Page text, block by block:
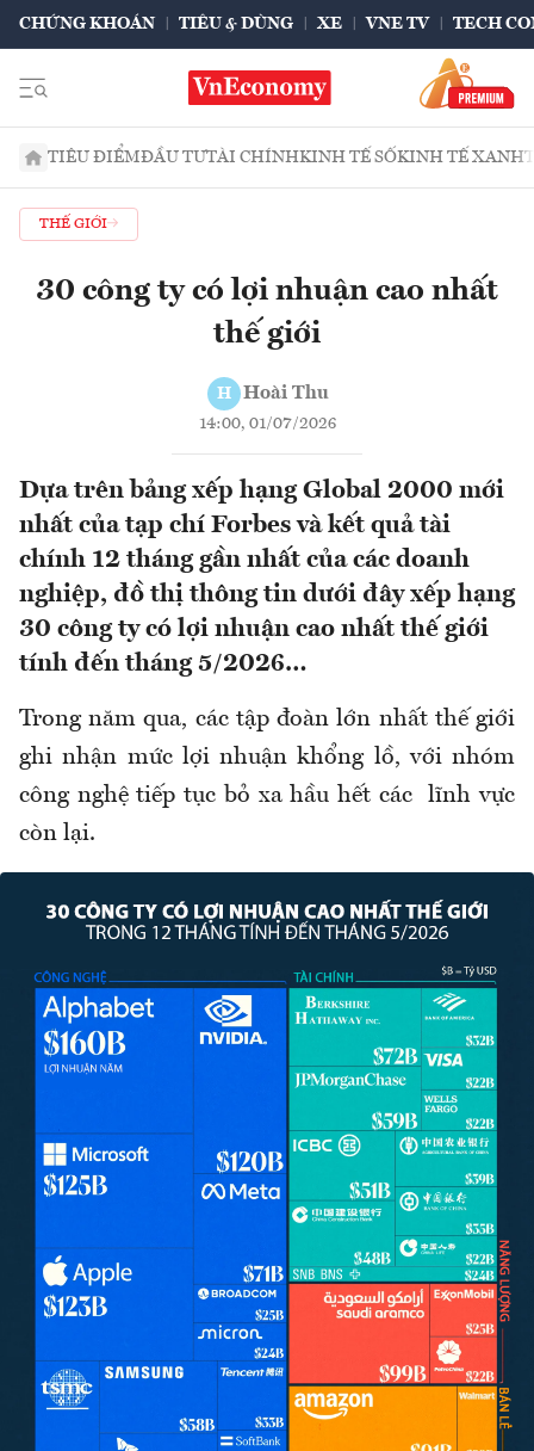
CHỨNG KHOÁN TIÊU & DÙNG XE VNE TV TECH
TIÊU ĐIỂMĐẦU TƯTÀI CHÍNHKINH TẾ SỐKINH TẾ XANH
THẾ GIỚI
30 công ty có lợi nhuận cao nhất
thế giới
H Hoài Thu
14:00, 01/07/2026
Dựa trên bảng xếp hạng Global 2000 mới
nhất của tạp chí Forbes và kết quả tài
chính 12 tháng gần nhất của các doanh
nghiệp, đồ thị thông tin dưới đây xếp hạng
30 công ty có lợi nhuận cao nhất thế giới
tính đến tháng 5/2026…
Trong năm qua, các tập đoàn lớn nhất thế giới
ghi nhận mức lợi nhuận khổng lồ, với nhóm
công nghệ tiếp tục bỏ xa hầu hết các
lĩnh vực
còn lại.